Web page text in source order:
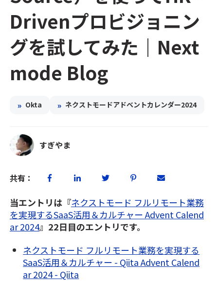
Drivenプロビジョニン
グを試してみた｜Next
mode Blog
» Okta » ネクストモードアドベントカレンダー2024
すぎやま
共有：
当エントリは『ネクストモード フルリモート業務
を実現するSaaS活用＆カルチャー Advent Calend
ar 2024』22日目のエントリです。
ネクストモード フルリモート業務を実現する
SaaS活用＆カルチャー - Qiita Advent Calend
ar 2024 - Qiita